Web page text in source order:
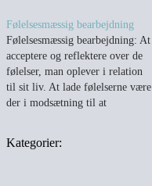
Følelsesmæssig bearbejdning
Følelsesmæssig bearbejdning: At
acceptere og reflektere over de
følelser, man oplever i relation
til sit liv. At lade følelserne være
der i modsætning til at
en.
Kategorier: